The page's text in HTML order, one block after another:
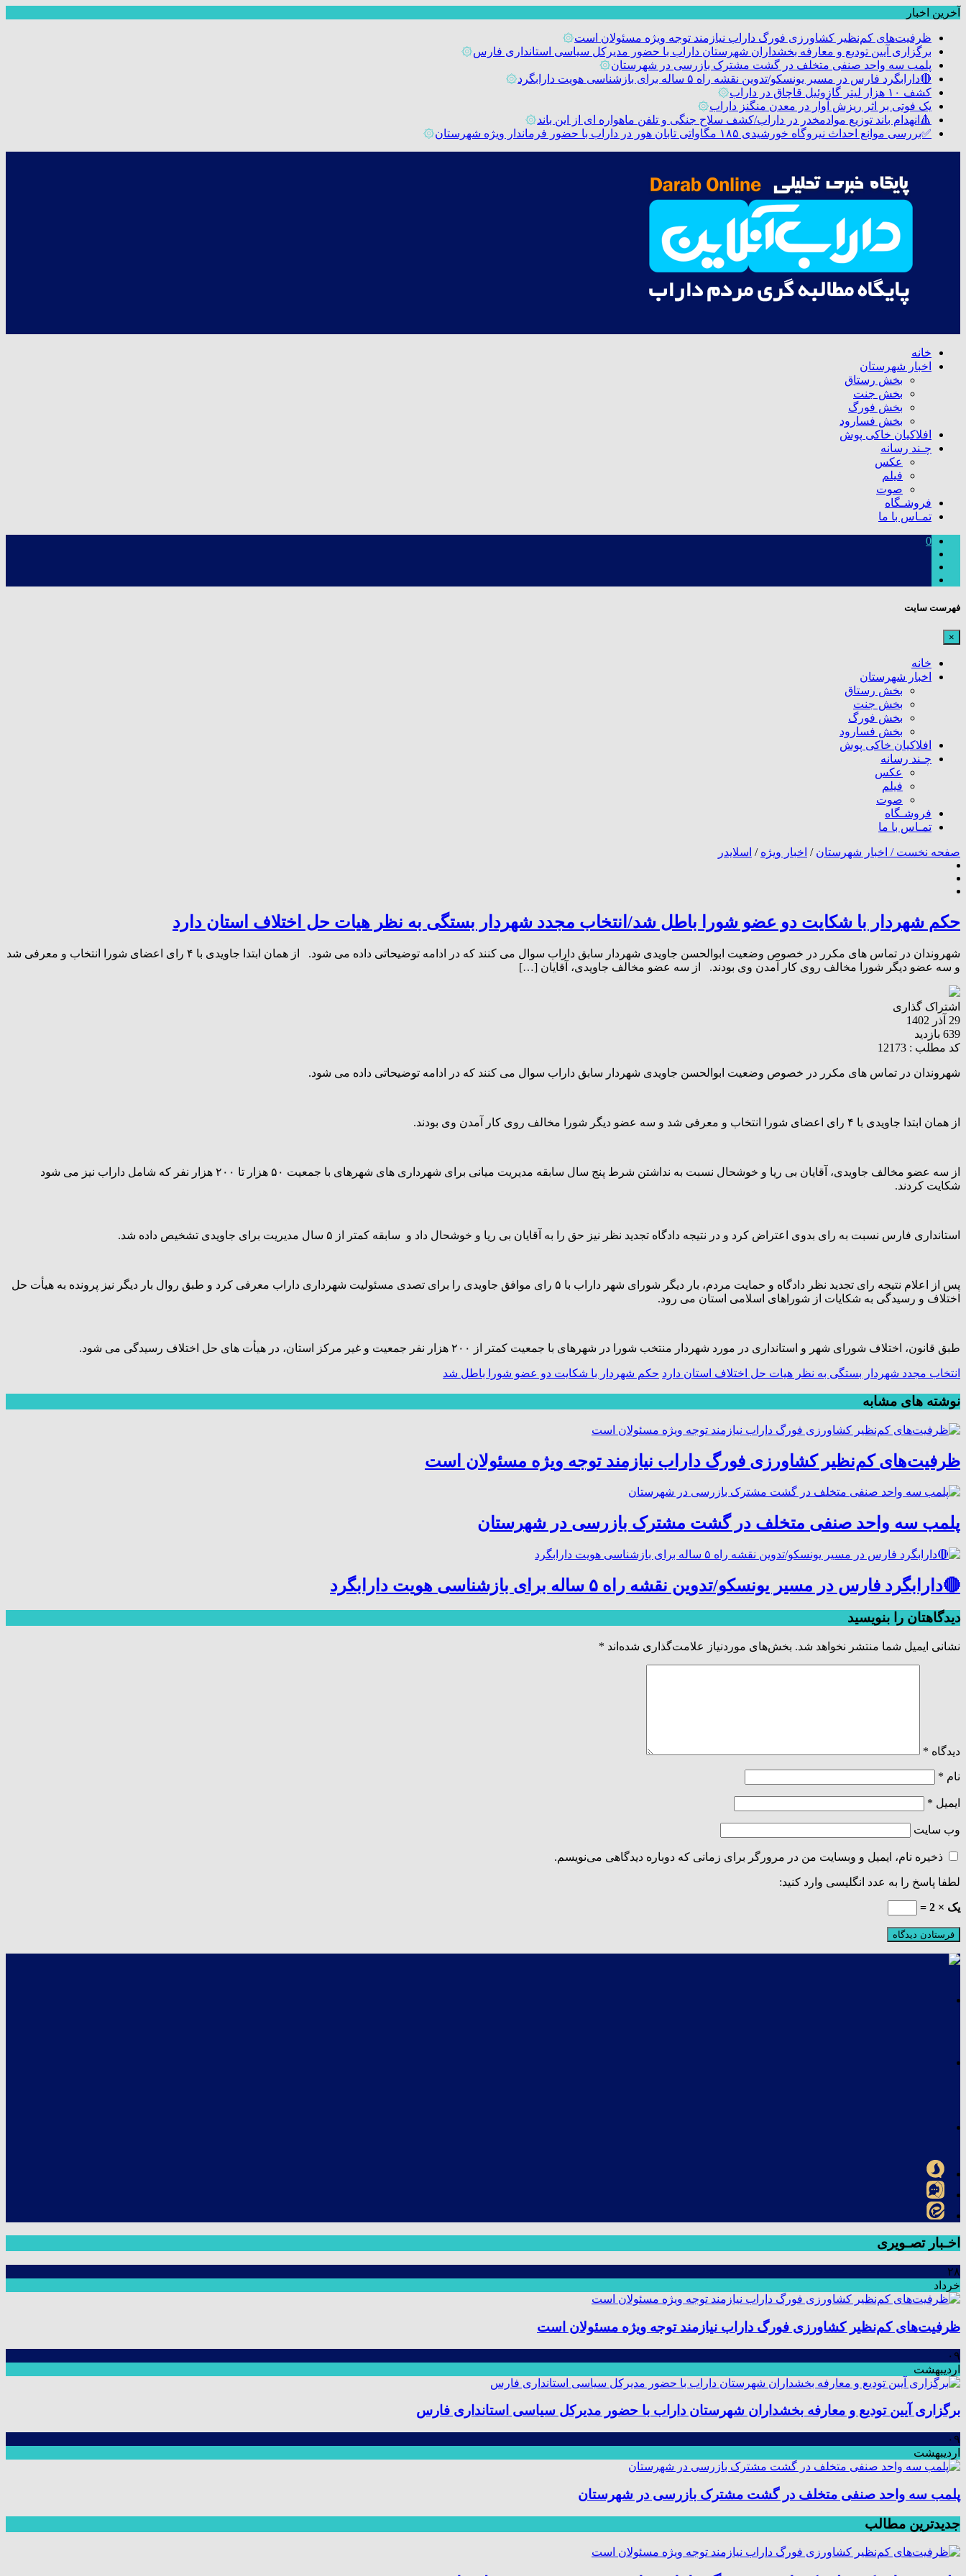
آخرین اخبار
ظرفیت‌های کم‌نظیر کشاورزی فورگ داراب نیازمند توجه ویژه مسئولان است۞
برگزاری آیین تودیع و معارفه بخشداران شهرستان داراب با حضور مدیرکل سیاسی استانداری فارس۞
پلمب سه واحد صنفی متخلف در گشت مشترک بازرسی در شهرستان۞
🔴دارابگرد فارس در مسیر یونسکو/تدوین نقشه راه ۵ ساله برای بازشناسی هویت دارابگرد
۞
کشف ۱۰ هزار لیتر گازوئیل قاچاق در داراب
۞
یک فوتی بر اثر ریزش آوار در معدن منگنز داراب۞
🔺انهدام باند توزیع موادمخدر در داراب/کشف سلاح جنگی و تلفن ماهواره ای از این باند۞
✅بررسی موانع احداث نیروگاه خورشیدی ۱۸۵ مگاواتی تابان هور در داراب با حضور فرماندار ویژه شهرستان
۞
خانه
اخبار شهرستان
بخش رستاق
بخش جنت
بخش فورگ
بخش فسارود
افلاکیان خاکی پوش
چـند رسانه
عکس
فیلم
صوت
فروشـگاه
تمـاس با ما
0
فهرست سایت
×
خانه
اخبار شهرستان
بخش رستاق
بخش جنت
بخش فورگ
بخش فسارود
افلاکیان خاکی پوش
چـند رسانه
عکس
فیلم
صوت
فروشـگاه
تمـاس با ما
صفحه نخست / اخبار شهرستان / اخبار ویژه / اسلایدر
حکم شهردار با شکایت دو عضو شورا باطل شد/انتخاب مجدد شهردار بستگی به نظر هیات حل اختلاف استان دارد
شهروندان در تماس های مکرر در خصوص وضعیت ابوالحسن جاویدی شهردار سابق داراب سوال می کنند که در ادامه توضیحاتی داده می شود. از همان ابتدا جاویدی با ۴ رای اعضای شورا انتخاب و معرفی شد
و سه عضو دیگر شورا مخالف روی کار آمدن وی بودند. از سه عضو مخالف جاویدی، آقایان […]
اشتراک گذاری
29 آذر 1402
639 بازدید
کد مطلب : 12173
شهروندان در تماس های مکرر در خصوص وضعیت ابوالحسن جاویدی شهردار سابق داراب سوال می کنند که در ادامه توضیحاتی داده می شود.
از همان ابتدا جاویدی با ۴ رای اعضای شورا انتخاب و معرفی شد و سه عضو دیگر شورا مخالف روی کار آمدن وی بودند.
از سه عضو مخالف جاویدی، آقایان بی ریا و خوشحال نسبت به نداشتن شرط پنج سال سابقه مدیریت میانی برای شهرداری های شهرهای با جمعیت ۵٠ هزار تا ۲٠٠ هزار نفر که شامل داراب نیز می شود
شکایت کردند.
استانداری فارس نسبت به رای بدوی اعتراض کرد و در نتیجه دادگاه تجدید نظر نیز حق را به آقایان بی ریا و خوشحال داد و سابقه کمتر از ۵ سال مدیریت برای جاویدی تشخیص داده شد.
پس از اعلام نتیجه رای تجدید نظر دادگاه و حمایت مردم، بار دیگر شورای شهر داراب با ۵ رای موافق جاویدی را برای تصدی مسئولیت شهرداری داراب معرفی کرد و طبق روال بار دیگر نیز پرونده به هیأت حل
اختلاف و رسیدگی به شکایات از شوراهای اسلامی استان می رود.
طبق قانون، اختلاف شورای شهر و استانداری در مورد شهردار منتخب شورا در شهرهای با جمعیت کمتر از ۲۰۰ هزار نفر جمعیت و غیر مرکز استان، در هیأت های حل اختلاف رسیدگی می شود.
انتخاب مجدد شهردار بستگی به نظر هیات حل اختلاف استان دارد حکم شهردار با شکایت دو عضو شورا باطل شد
نوشته های مشابه
ظرفیت‌های کم‌نظیر کشاورزی فورگ داراب نیازمند توجه ویژه مسئولان است
پلمب سه واحد صنفی متخلف در گشت مشترک بازرسی در شهرستان
🔴دارابگرد فارس در مسیر یونسکو/تدوین نقشه راه ۵ ساله برای بازشناسی هویت دارابگرد
دیدگاهتان را بنویسید
نشانی ایمیل شما منتشر نخواهد شد. بخش‌های موردنیاز علامت‌گذاری شده‌اند *
دیدگاه *
نام *
ایمیل *
وب‌ سایت
ذخیره نام، ایمیل و وبسایت من در مرورگر برای زمانی که دوباره دیدگاهی می‌نویسم.
لطفا پاسخ را به عدد انگلیسی وارد کنید:
یک × 2 =
اخـبار تصـویری
۲۸
خرداد
ظرفیت‌های کم‌نظیر کشاورزی فورگ داراب نیازمند توجه ویژه مسئولان است
۰۹
اردیبهشت
برگزاری آیین تودیع و معارفه بخشداران شهرستان داراب با حضور مدیرکل سیاسی استانداری فارس
۰۹
اردیبهشت
پلمب سه واحد صنفی متخلف در گشت مشترک بازرسی در شهرستان
جدیدترین مطالب